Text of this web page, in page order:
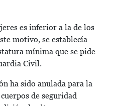
es inferior a la de los
motivo, se establecía
mínima que se pide
Civil.
ha sido anulada para la
de seguridad